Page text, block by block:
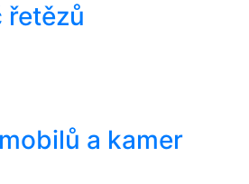
řetězů
a kamer